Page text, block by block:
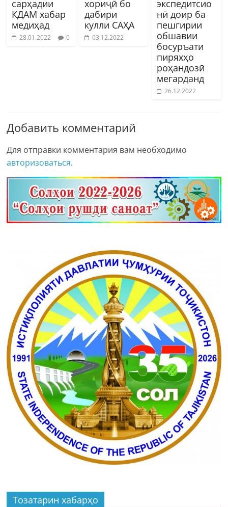
сарҳадии
КДАМ хабар
медиҳад
28.01.2022 0
хориҷӣ бо
дабири
кулли САҲА
03.12.2022
экспедитсио
нӣ доир ба
пешгирии
обшавии
босуръати
пиряхҳо
роҳандозӣ
мегарданд
26.12.2022
Добавить комментарий
Для отправки комментария вам необходимо
авторизоваться.
Тозатарин хабарҳо